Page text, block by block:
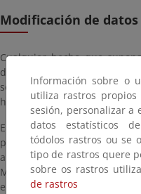
Modificación de
Cualquier hecho que
datos incluidos en la
ser comunicado por el
hábiles a partir del momento
En el caso de cese de la
presentar una
aplicación DICE. La
Minas dará traslado de la
el interesado a la
Información sobre o
utiliza rastros
sesión, personalizar a
datos estatísticos
tódolos rastros ou se
tipo de rastros quere
sobre os rastros
de rastros